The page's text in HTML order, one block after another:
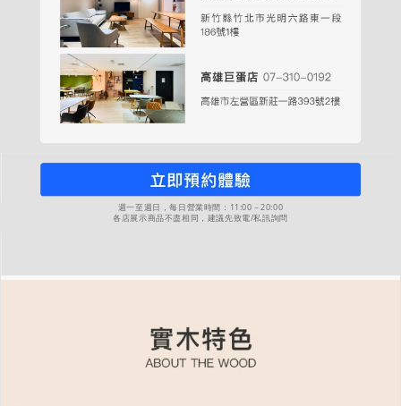
週一至週日，每日營業時間：11:00－20:00
各店展示商品不盡相同，建議先致電/私訊詢問